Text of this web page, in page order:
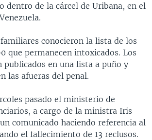
[RADIO]
dentro de la cárcel de Uribana, en el
conocieron la lista de los
que permanecen intoxicados. Los
publicados en una lista a puño y
las afueras del penal.
pasado el ministerio de
a cargo de la ministra Iris
comunicado haciendo referencia al
el fallecimiento de 13 reclusos.